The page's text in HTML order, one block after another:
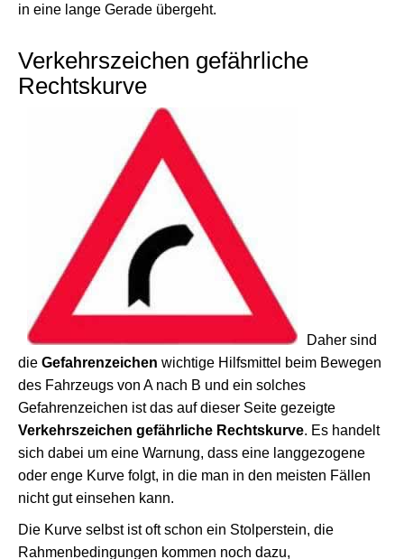
in eine lange Gerade übergeht.
Verkehrszeichen gefährliche
Rechtskurve
Daher sind
die Gefahrenzeichen wichtige Hilfsmittel beim Bewegen
des Fahrzeugs von A nach B und ein solches
Gefahrenzeichen ist das auf dieser Seite gezeigte
Verkehrszeichen gefährliche Rechtskurve. Es handelt
sich dabei um eine Warnung, dass eine langgezogene
oder enge Kurve folgt, in die man in den meisten Fällen
nicht gut einsehen kann.
Die Kurve selbst ist oft schon ein Stolperstein, die
Rahmenbedingungen kommen noch dazu,